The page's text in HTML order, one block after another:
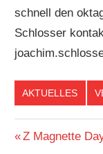
schnell den
Schlosser
AKTUELLES
Vorheriger
Z Magnette